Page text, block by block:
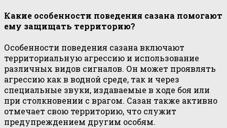
Какие особенности поведения сазана помогают
ему защищать территорию?
Особенности поведения сазана включают
территориальную агрессию и использование
различных видов сигналов. Он может проявлять
агрессию как в водной среде, так и через
специальные звуки, издаваемые в ходе боя или
при столкновении с врагом. Сазан также активно
отмечает свою территорию, что служит
предупреждением другим особям.